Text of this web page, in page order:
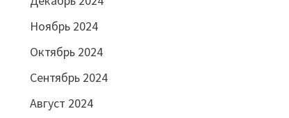
Ноябрь 2024
Октябрь 2024
Сентябрь 2024
Август 2024